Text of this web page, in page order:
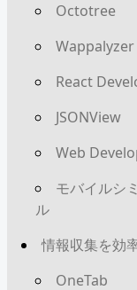
Octotree
Wappalyzer
React
JSONView
Web
モバイルシ
ル
情報収集を効
OneTab